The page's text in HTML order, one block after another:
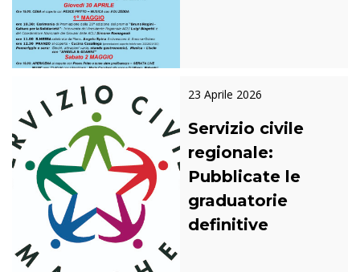
23 Aprile 2026
Servizio civile
regionale:
Pubblicate le
graduatorie
definitive